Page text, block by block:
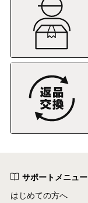
サポートメニュー
はじめての方へ